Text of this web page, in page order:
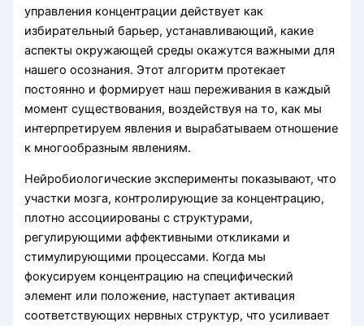
управления концентрации действует как
избирательный барьер, устанавливающий, какие
аспекты окружающей среды окажутся важными для
нашего осознания. Этот алгоритм протекает
постоянно и формирует наш переживания в каждый
момент существования, воздействуя на то, как мы
интерпретируем явления и вырабатываем отношение
к многообразным явлениям.
Нейробиологические эксперименты показывают, что
участки мозга, контролирующие за концентрацию,
плотно ассоциированы с структурами,
регулирующими аффективными откликами и
стимулирующими процессами. Когда мы
фокусируем концентрацию на специфический
элемент или положение, наступает активация
соответствующих нервных структур, что усиливает